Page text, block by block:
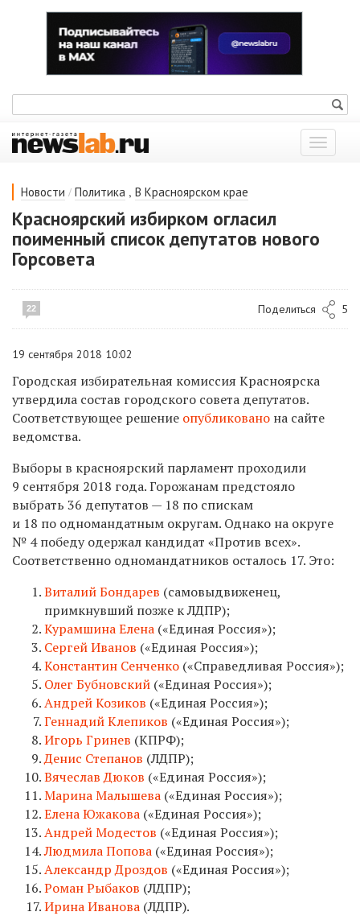
Показать
меню
Новости / Политика , В Красноярском крае
Красноярский избирком огласил
поименный список депутатов нового
Горсовета
22 Поделиться 5
19 сентября 2018 10:02
Городская избирательная комиссия Красноярска
утвердила состав городского совета депутатов.
Соответствующее решение опубликовано на сайте
ведомства.
Выборы в красноярский парламент проходили
9 сентября 2018 года. Горожанам предстояло
выбрать 36 депутатов — 18 по спискам
и 18 по одномандатным округам. Однако на округе
№ 4 победу одержал кандидат «Против всех».
Соответственно одномандатников осталось 17. Это:
Виталий Бондарев (самовыдвиженец,
примкнувший позже к ЛДПР);
Курамшина Елена («Единая Россия»);
Сергей Иванов («Единая Россия»);
Константин Сенченко («Справедливая Россия»);
Олег Бубновский («Единая Россия»);
Андрей Козиков («Единая Россия»);
Геннадий Клепиков («Единая Россия»);
Игорь Гринев (КПРФ);
Денис Степанов (ЛДПР);
Вячеслав Дюков («Единая Россия»);
Марина Малышева («Единая Россия»);
Елена Южакова («Единая Россия»);
Андрей Модестов («Единая Россия»);
Людмила Попова («Единая Россия»);
Александр Дроздов («Единая Россия»);
Роман Рыбаков (ЛДПР);
Ирина Иванова (ЛДПР).